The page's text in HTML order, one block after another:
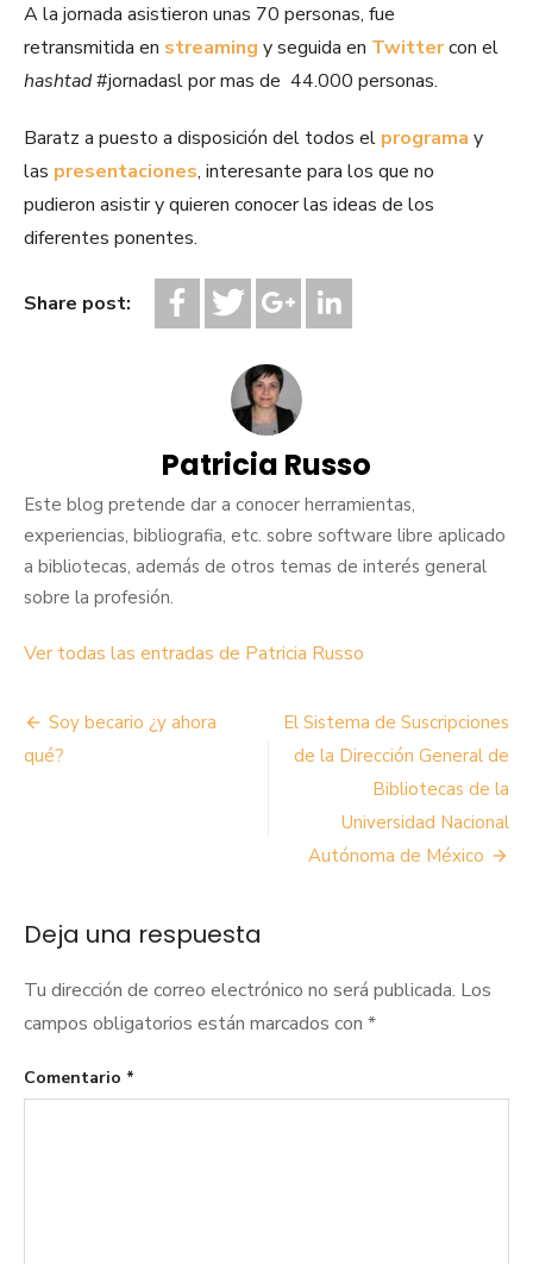
A la jornada asistieron unas 70 personas, fue
retransmitida en streaming y seguida en Twittercon el
hashtad#jornadasl por mas de 44.000 personas.
Baratz a puesto a disposición del todos el programa y
las presentaciones, interesante para los que no
pudieron asistir y quieren conocer las ideas de los
diferentes ponentes.
Share post:
Patricia Russo
Este blog pretende dar a conocer herramientas,
experiencias, bibliografia, etc. sobre software libre aplicado
a bibliotecas, además de otros temas de interés general
sobre la profesión.
Ver todas las entradas de Patricia Russo
Navegación
de
Soy becario ¿y ahora
qué?
El Sistema de Suscripciones
de la Dirección General de
Bibliotecas de la
Universidad Nacional
Autónoma de México
Deja una respuesta
Tu dirección de correo electrónico no será publicada. Los
campos obligatorios están marcados con *
Comentario *